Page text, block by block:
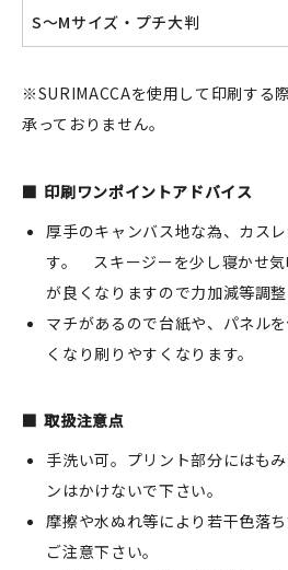
S～Mサイズ・プチ大判
※SURIMACCAを使用して印刷する
承っておりません。
印刷ワンポイントアドバイス
厚手のキャンバス地な為、カス
す。 スキージーを少し寝かせ気
が良くなりますので力加減等調
マチがあるので台紙や、パネル
くなり刷りやすくなります。
取扱注意点
手洗い可。プリント部分にはも
ンはかけないで下さい。
摩擦や水ぬれ等により若干色落
ご注意下さい。